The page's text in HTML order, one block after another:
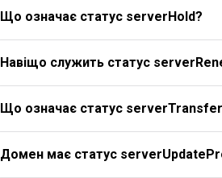
Що означає статус serverHold?
Навіщо служить статус
Що означає статус
Домен має статус